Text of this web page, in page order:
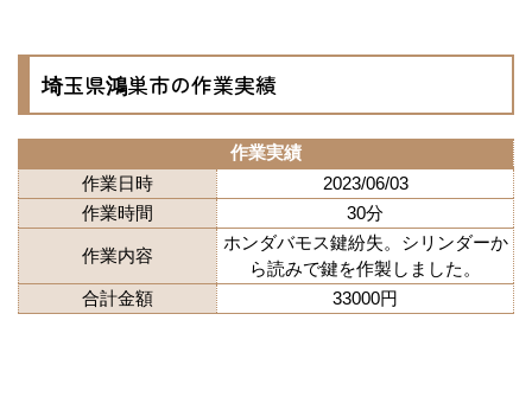
埼玉県鴻巣市の作業実績
作業実績
作業日時
2023/06/03
作業時間
30分
作業内容
ホンダバモス鍵紛失。シリンダーか
ら読みで鍵を作製しました。
合計金額
33000円